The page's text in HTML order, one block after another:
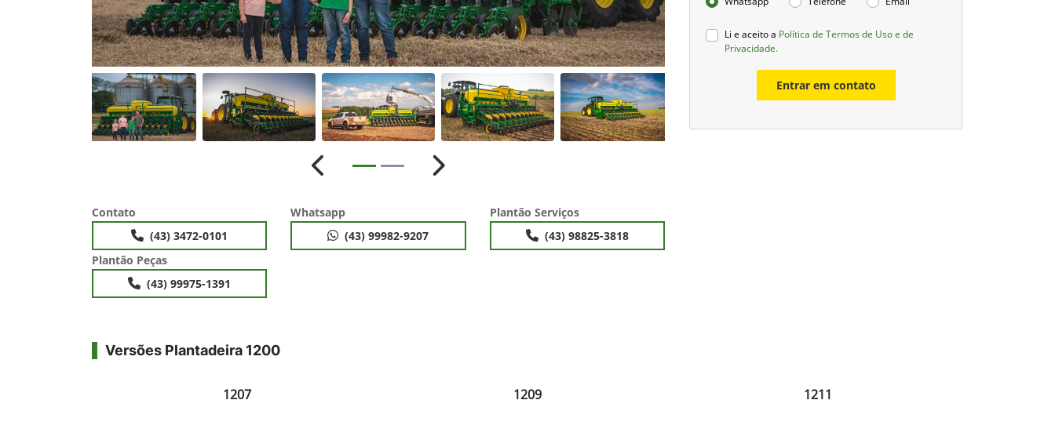
Li e aceito a Política de Termos de Uso e de
Privacidade.
Entrar em contato
Anterior Próximo
Contato
(43) 3472-0101
Whatsapp
(43) 99982-9207
Plantão Serviços
(43) 98825-3818
Plantão Peças
(43) 99975-1391
Versões Plantadeira 1200
1207 1209 1211